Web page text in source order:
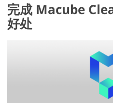
完成 Macube
好处